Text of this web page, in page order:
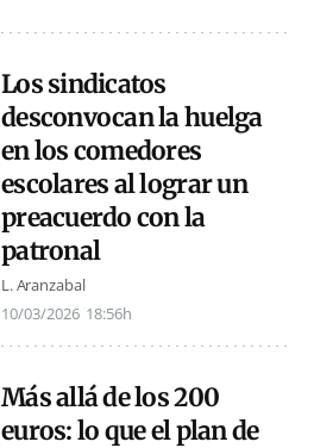
Los sindicatos
desconvocan la huelga
en los comedores
escolares al lograr un
preacuerdo con la
patronal
L. Aranzabal
10/03/2026 18:56h
Más allá de los 200
euros: lo que el plan de